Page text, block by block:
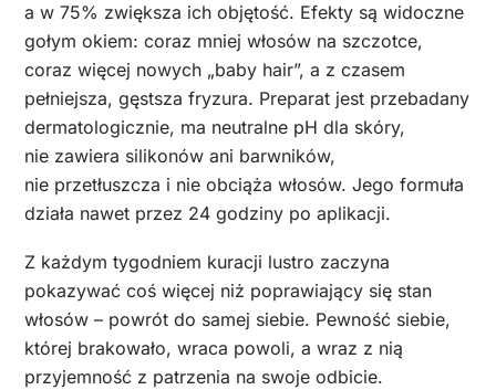
a w 75% zwiększa ich objętość. Efekty są widoczne
gołym okiem: coraz mniej włosów na szczotce,
coraz więcej nowych „baby hair”, a z czasem
pełniejsza, gęstsza fryzura. Preparat jest przebadany
dermatologicznie, ma neutralne pH dla skóry,
nie zawiera silikonów ani barwników,
nie przetłuszcza i nie obciąża włosów. Jego formuła
działa nawet przez 24 godziny po aplikacji.
Z każdym tygodniem kuracji lustro zaczyna
pokazywać coś więcej niż poprawiający się stan
włosów – powrót do samej siebie. Pewność siebie,
której brakowało, wraca powoli, a wraz z nią
przyjemność z patrzenia na swoje odbicie.